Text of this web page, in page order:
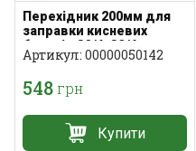
Перехідник 200мм для
заправки кисневих
балонів G3/4-G3/4
Артикул: 00000050142
548грн
Купити